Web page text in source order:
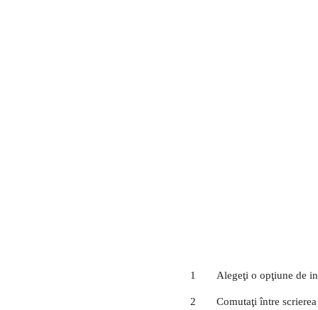
1 Alegeţi o opţiune de
2 Comutaţi între